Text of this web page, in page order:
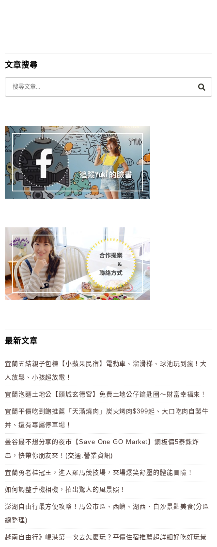
文章搜尋
最新文章
宜蘭五結親子包棟【小蘋果民宿】電動車、溜滑梯、球池玩到瘋！大
人放鬆、小孩超放電！
宜蘭泡麵土地公【頭城玄德宮】免費土地公仔鑰匙圈～財富幸福來！
宜蘭平價吃到飽推薦「天滿燒肉」炭火烤肉$399起、大口吃肉自製牛
丼、還有專屬停車場！
曼谷最不想分享的夜市【Save One GO Market】銅板價5泰銖炸
串，快帶你朋友來！(交通.營業資訊)
宜蘭勇者桂冠王，進入羅馬競技場，來場爆笑舒壓的體能冒險！
如何調整手機相機，拍出驚人的風景照！
澎湖自由行最方便攻略！馬公市區、西嶼、湖西、白沙景點美食(分區
總整理)
越南自由行》峴港第一次去怎麼玩？平價住宿推薦超詳細好吃好玩景